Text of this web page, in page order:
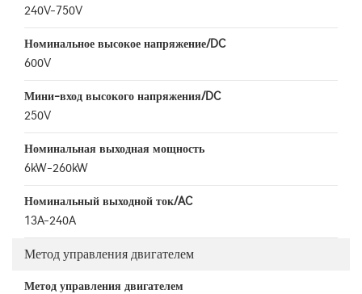
240V-750V
Номинальное высокое напряжение/DC
600V
Мини-вход высокого напряжения/DC
250V
Номинальная выходная мощность
6kW-260kW
Номинальный выходной ток/AC
13A-240A
Метод управления двигателем
Метод управления двигателем